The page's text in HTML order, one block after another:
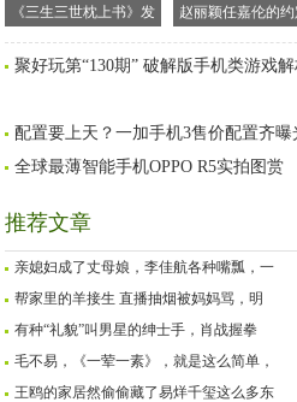
《三生三世枕上书》发
饰的变化有不同的含
义，道具老师团队很用
赵丽颖任嘉伦的约
2020年能排上吗？
想好了吗？
聚好玩第“130期” 破解版手机类游戏
配置要上天？一加手机3售价配置齐曝
全球最薄智能手机OPPO R5实拍图赏
推荐文章
亲媳妇成了丈母娘，李佳航各种嘴瓢，一
帮家里的羊接生 直播抽烟被妈妈骂，明
有种“礼貌”叫男星的绅士手，肖战握拳
毛不易，《一荤一素》，就是这么简单，
王鸥的家居然偷偷藏了易烊千玺这么多东